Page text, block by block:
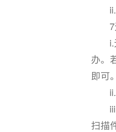
办。
即可。
扫描